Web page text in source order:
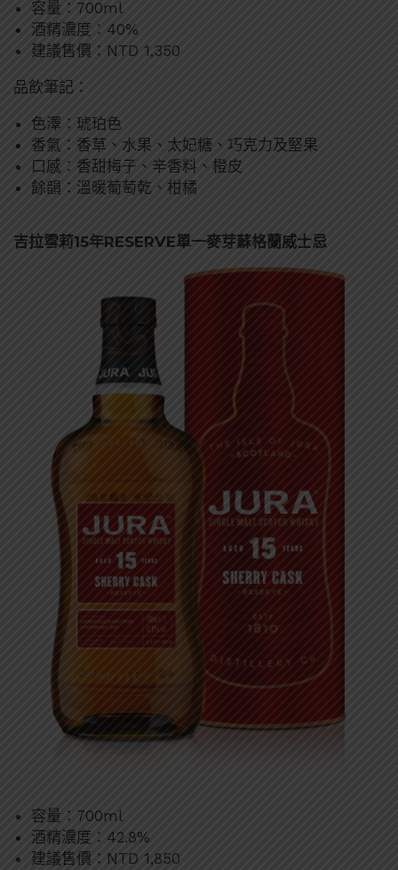
容量：700ml
酒精濃度：40%
建議售價：NTD 1,350
品飲筆記：
色澤：琥珀色
香氣：香草、水果、太妃糖、巧克力及堅果
口感：香甜梅子、辛香料、橙皮
餘韻：溫暖葡萄乾、柑橘
吉拉雪莉15年RESERVE單一麥芽蘇格蘭威士忌
容量：700ml
酒精濃度：42.8%
建議售價：NTD 1,850